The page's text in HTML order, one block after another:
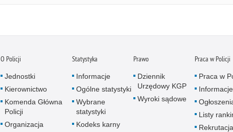
O Policji
Jednostki
Kierownictwo
Komenda Główna
Policji
Organizacja
Statystyka
Informacje
Ogólne statystyki
Wybrane
statystyki
Kodeks karny
Prawo
Dziennik
Urzędowy KGP
Wyroki sądowe
Praca w Policji
Praca w
Informacje
Listy
Rekrutacja